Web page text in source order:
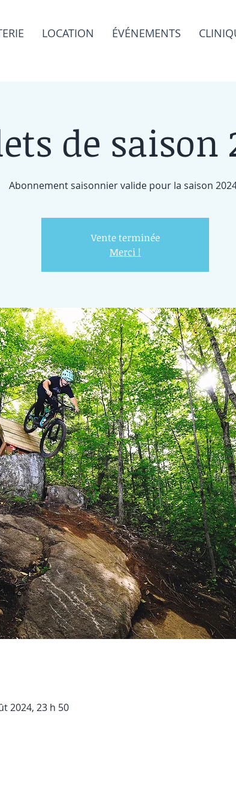
LOCATION ÉVÉNEMENTS
de saison
Abonnement saisonnier valide pour la saison
Vente terminée
Merci !
2024, 23 h 50